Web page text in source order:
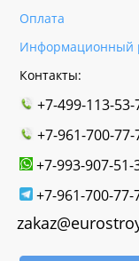
Оплата
Информационный
Контакты:
+7-499-113-53-
+7-961-700-77-
+7-993-907-51-
+7-961-700-77-